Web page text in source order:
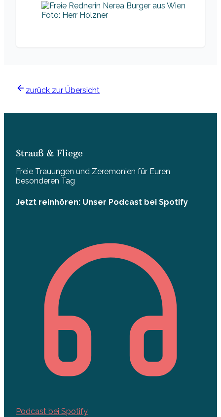
Foto: Herr Holzner
zurück zur Übersicht
Strauß & Fliege
Freie Trauungen und Zeremonien für Euren
besonderen Tag
Jetzt reinhören: Unser Podcast bei Spotify
Podcast bei Spotify